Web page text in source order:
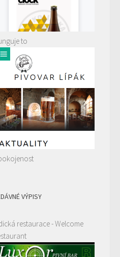
to
VÝPISY
restaurace - Welcome